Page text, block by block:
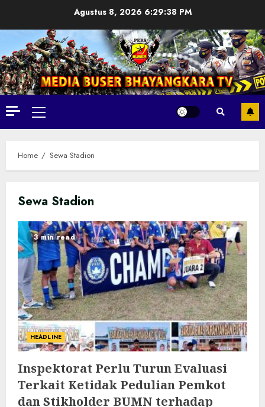
Agustus 8, 2026 6:29:39 PM
Primary
Menu
Home Sewa Stadion
Sewa Stadion
3 min read
HEADLINE
Inspektorat Perlu Turun Evaluasi
Terkait Ketidak Pedulian Pemkot
dan Stikholder BUMN terhadap